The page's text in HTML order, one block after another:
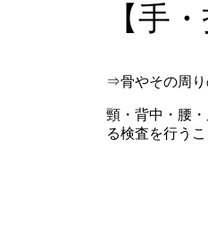
【手
⇒骨やその周り
頸・背中・腰
る検査を行う